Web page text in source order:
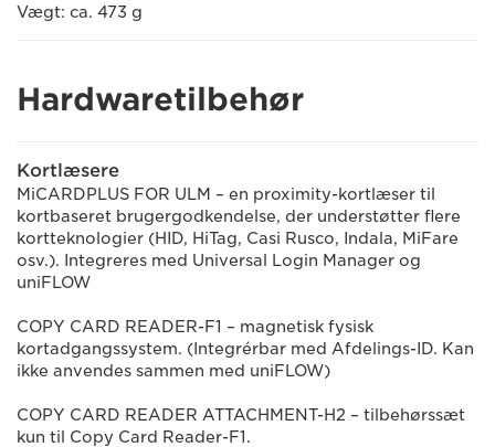
Vægt: ca. 473 g
Hardwaretilbehør
Kortlæsere
MiCARDPLUS FOR ULM – en proximity-kortlæser til
kortbaseret brugergodkendelse, der understøtter flere
kortteknologier (HID, HiTag, Casi Rusco, Indala, MiFare
osv.). Integreres med Universal Login Manager og
uniFLOW
COPY CARD READER-F1 – magnetisk fysisk
kortadgangssystem. (Integrérbar med Afdelings-ID. Kan
ikke anvendes sammen med uniFLOW)
COPY CARD READER ATTACHMENT-H2 – tilbehørssæt
kun til Copy Card Reader-F1.